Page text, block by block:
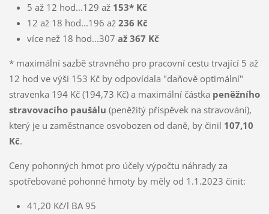
5 až 12 hod...129 až 153* Kč
12 až 18 hod...196 až 236 Kč
více než 18 hod...307 až 367 Kč
* maximální sazbě stravného pro pracovní cestu trvající 5 až
12 hod ve výši 153 Kč by odpovídala "daňově optimální"
stravenka 194 Kč (194,73 Kč) a maximální částka peněžního
stravovacího paušálu (peněžitý příspěvek na stravování),
který je u zaměstnance osvobozen od daně, by činil 107,10
Kč.
Ceny pohonných hmot pro účely výpočtu náhrady za
spotřebované pohonné hmoty by měly od 1.1.2023 činit:
41,20 Kč/l BA 95